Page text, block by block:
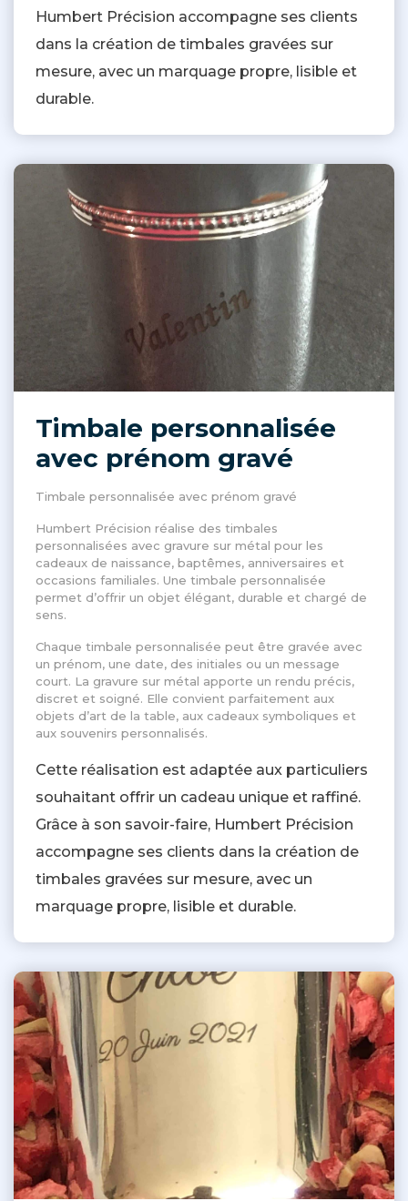
Humbert Précision accompagne ses clients
dans la création de timbales gravées sur
mesure, avec un marquage propre, lisible et
durable.
Timbale personnalisée
avec prénom gravé
Timbale personnalisée avec prénom gravé
Humbert Précision réalise des timbales
personnalisées avec gravure sur métal pour les
cadeaux de naissance, baptêmes, anniversaires et
occasions familiales. Une timbale personnalisée
permet d’offrir un objet élégant, durable et chargé de
sens.
Chaque timbale personnalisée peut être gravée avec
un prénom, une date, des initiales ou un message
court. La gravure sur métal apporte un rendu précis,
discret et soigné. Elle convient parfaitement aux
objets d’art de la table, aux cadeaux symboliques et
aux souvenirs personnalisés.
Cette réalisation est adaptée aux particuliers
souhaitant offrir un cadeau unique et raffiné.
Grâce à son savoir-faire, Humbert Précision
accompagne ses clients dans la création de
timbales gravées sur mesure, avec un
marquage propre, lisible et durable.